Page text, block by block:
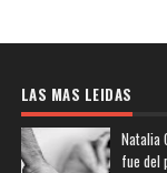
LAS MAS LEIDAS
Natalia
fue del